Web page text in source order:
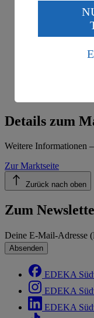
Details zum
Weitere Informationen
Zur Marktseite
Zurück nach oben
Zum
Deine E-Mail-Adresse
Absenden
EDEKA
EDEKA
EDEKA
Wenn du auf
des Art. 49 Abs.
Daten in den
die USA als
Standards nicht
Es besteht das
Informationen
im
Impressum